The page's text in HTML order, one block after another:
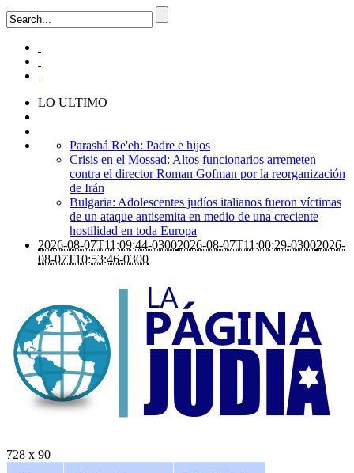
LO ULTIMO
Parashá Re'eh: Padre e hijos
Crisis en el Mossad: Altos funcionarios arremeten
contra el director Roman Gofman por la reorganización
de Irán
Bulgaria: Adolescentes judíos italianos fueron víctimas
de un ataque antisemita en medio de una creciente
hostilidad en toda Europa
2026-08-07T11:09:44-03002026-08-07T11:00:29-03002026-
08-07T10:53:46-0300
728 x 90